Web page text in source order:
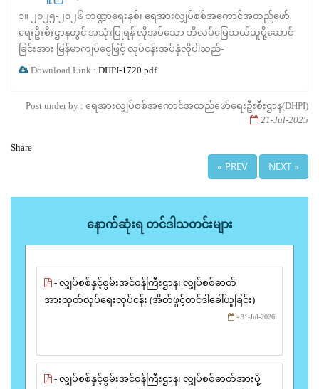
၁။ ၂၀၂၅-၂၀၂၆ ဘဏ္ဍာရေးနှစ်၊ ရေအားလျှပ်စစ်အကောင်အထည်ဖော်
ရေးဦးစီးဌာနတွင် အသုံးပြုရန် လိုအပ်သော ဘိလပ်မြေသယ်ယူပို့ဆောင်
ခြင်းအား မြန်မာကျပ်ငွေဖြင့် လုပ်ငန်းအပ်နှံလိုပါသည်-
Download Link : DHPI-1720.pdf
Post under by : ရေအားလျှပ်စစ်အကောင်အထည်ဖော်ရေးဦးစီးဌာန(DHPI)
21-Jul-2025
Share
« PREV NEXT »
နောက်ဆုံးရ တင်ဒါသတင်းများ
- လျှပ်စစ်နှင့်စွမ်းအင်ဝန်ကြီးဌာန၊ လျှပ်စစ်ဓာတ်
အားထုတ်လုပ်ရေးလုပ်ငန်း (အိတ်ဖွင့်တင်ဒါခေါ်ယူခြင်း)
- 31-Jul-2026
- လျှပ်စစ်နှင့်စွမ်းအင်ဝန်ကြီးဌာန၊ လျှပ်စစ်ဓာတ်အားပို့